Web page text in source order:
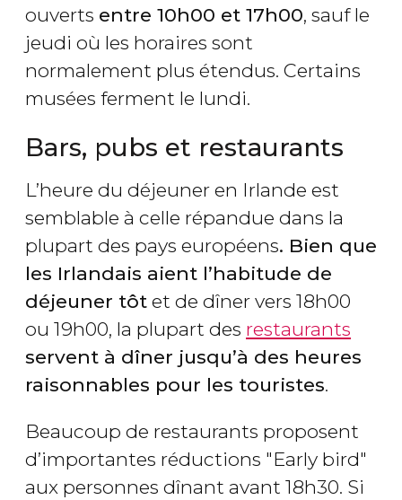
ouverts entre 10h00 et 17h00, sauf le
jeudi où les horaires sont
normalement plus étendus. Certains
musées ferment le lundi.
Bars, pubs et restaurants
L’heure du déjeuner en Irlande est
semblable à celle répandue dans la
plupart des pays européens. Bien que
les Irlandais aient l’habitude de
déjeuner tôt et de dîner vers 18h00
ou 19h00, la plupart des restaurants
servent à dîner jusqu’à des heures
raisonnables pour les touristes.
Beaucoup de restaurants proposent
d’importantes réductions "Early bird"
aux personnes dînant avant 18h30. Si